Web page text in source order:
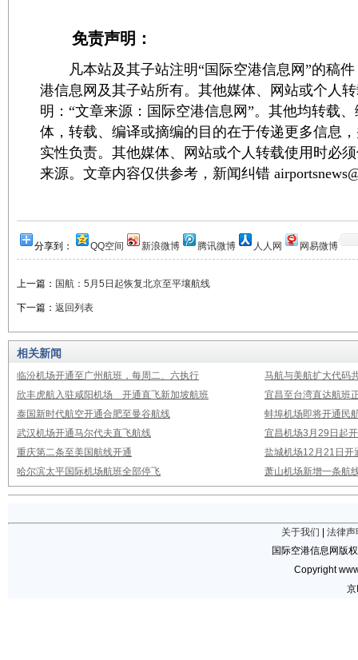
免责声明：
凡本站及其子站注明“国际空港信息网”的稿件
港信息网及其子站所有。其他媒体、网站或个人
明：“文章来源：国际空港信息网”。其他均转载
体，转载、编译或摘编的目的在于传递更多信息
实性负责。其他媒体、网站或个人转载使用时必
来源。文章内容仅供参考，新闻纠错
分享到： QQ空间 新浪微博 腾讯微博 人人网 网易微博
上一篇： 国航：5月5日起恢复北京至平壤航线
下一篇： 返回列表
相关新闻
临汾机场开通至广州航班，每周二、六执行
马航与美航扩大代码
欣丰虎航入驻咸阳机场 开通直飞新加坡航班
宜昌至台湾直达航班
泰国新时代航空开通合肥至曼谷航线
蚌埠机场即将开通民
武汉机场开通马尔代夫直飞航线
宜昌机场3月29日起
重庆第二条至美国航线开通
盐城机场12月21日开
哈尔滨太平国际机场航班全部停飞
萧山机场新增一条航
关于我们
法律声
国际空港信息网版
Copyright